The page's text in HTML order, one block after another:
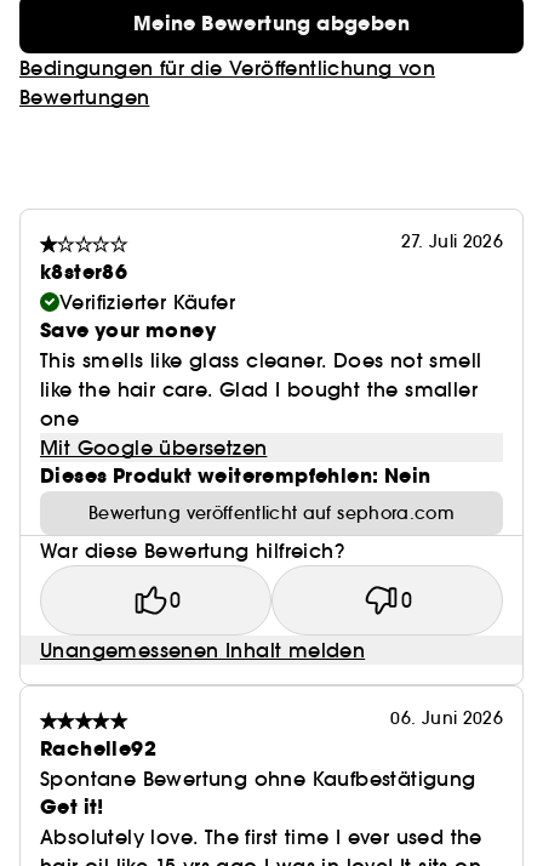
Meine Bewertung abgeben
Bedingungen für die Veröffentlichung von
Bewertungen
27. Juli 2026
k8ster86
Verifizierter Käufer
Save your money
This smells like glass cleaner. Does not smell
like the hair care. Glad I bought the smaller
one
Mit Google übersetzen
Dieses Produkt weiterempfehlen: Nein
Bewertung veröffentlicht auf sephora.com
War diese Bewertung hilfreich?
0 0
Unangemessenen Inhalt melden
06. Juni 2026
Rachelle92
Spontane Bewertung ohne Kaufbestätigung
Get it!
Absolutely love. The first time I ever used the